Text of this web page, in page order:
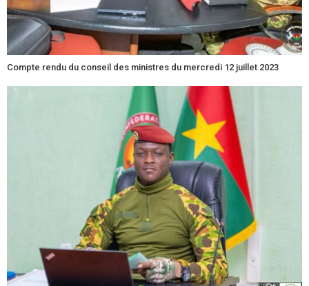
Compte rendu du conseil des ministres du mercredi 12 juillet 2023